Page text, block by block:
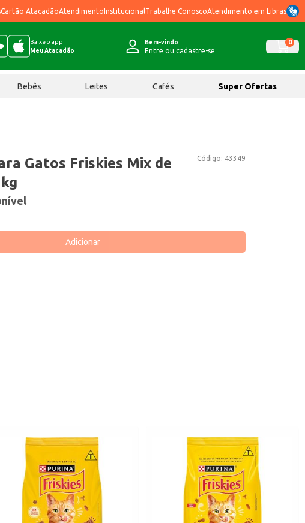
Cartão AtacadãoAtendimentoInstitucional Trabalhe ConoscoAtendimento em Libras
Baixe o app
Meu Atacadão
Bem-vindo
Entre ou cadastre-se
0
Bebês Leites Cafés Super Ofertas
Código: 43349
Gatos Friskies Mix de
Adicionar